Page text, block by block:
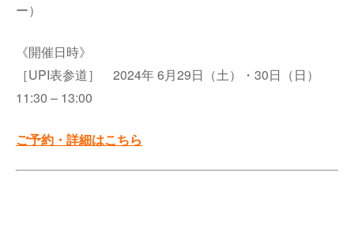
ー）
《開催日時》
［UPI表参道］ 2024年 6月29日（土）・30日（日）
11:30 – 13:00
ご予約・詳細はこちら